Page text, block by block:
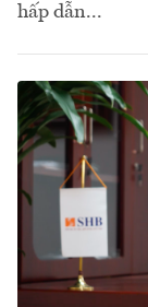
hấp dẫn...